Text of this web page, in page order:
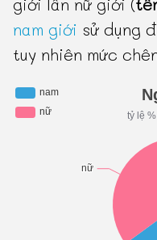
giới lẫn nữ giới (
nam giới sử dụng
tuy nhiên mức